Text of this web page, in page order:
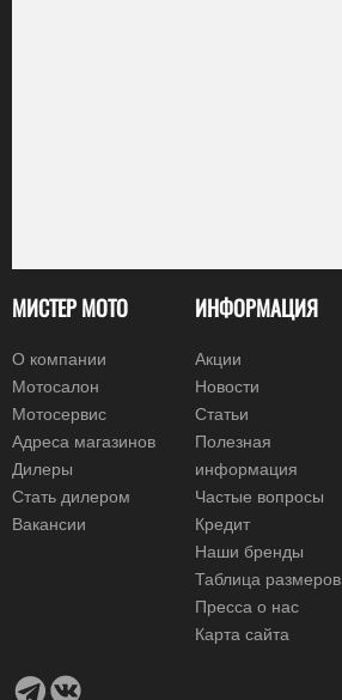
МИСТЕР МОТО
О компании
Мотосалон
Мотосервис
Адреса магазинов
Дилеры
Стать дилером
Вакансии
ИНФОРМАЦИЯ
Акции
Новости
Статьи
Полезная
информация
Частые вопросы
Кредит
Наши бренды
Таблица размеров
Пресса о нас
Карта сайта